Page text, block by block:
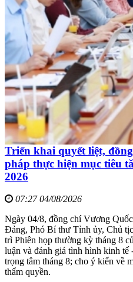
Triển khai quyết liệt,
pháp thực hiện mục tiêu
2026
07:27 04/08/2026
Ngày 04/8, đồng chí Vương
Đảng, Phó Bí thư Tỉnh ủy, Chủ
trì Phiên họp thường kỳ tháng 8
luận và đánh giá tình hình kinh tế
trọng tâm tháng 8; cho ý kiến về
thẩm quyền.